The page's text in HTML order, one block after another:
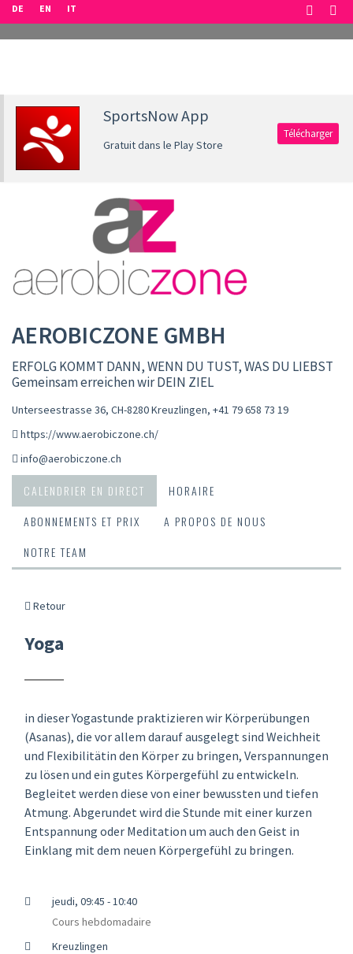
DE EN IT
SportsNow App
Gratuit dans le Play Store
Télécharger
AEROBICZONE GMBH
ERFOLG KOMMT DANN, WENN DU TUST, WAS DU LIEBST
Gemeinsam erreichen wir DEIN ZIEL
Unterseestrasse 36, CH-8280 Kreuzlingen, +41 79 658 73 19
https://www.aerobiczone.ch/
info@aerobiczone.ch
CALENDRIER EN DIRECT
HORAIRE
ABONNEMENTS ET PRIX
A PROPOS DE NOUS
NOTRE TEAM
Retour
Yoga
in dieser Yogastunde praktizieren wir Körperübungen
(Asanas), die vor allem darauf ausgelegt sind Weichheit
und Flexibilitätin den Körper zu bringen, Verspannungen
zu lösen und ein gutes Körpergefühl zu entwickeln.
Begleitet werden diese von einer bewussten und tiefen
Atmung. Abgerundet wird die Stunde mit einer kurzen
Entspannung oder Meditation um auch den Geist in
Einklang mit dem neuen Körpergefühl zu bringen.
jeudi, 09:45 - 10:40
Cours hebdomadaire
Kreuzlingen